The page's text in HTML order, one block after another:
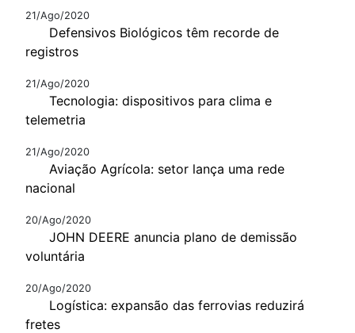
21/Ago/2020
Defensivos Biológicos têm recorde de
registros
21/Ago/2020
Tecnologia: dispositivos para clima e
telemetria
21/Ago/2020
Aviação Agrícola: setor lança uma rede
nacional
20/Ago/2020
JOHN DEERE anuncia plano de demissão
voluntária
20/Ago/2020
Logística: expansão das ferrovias reduzirá
fretes